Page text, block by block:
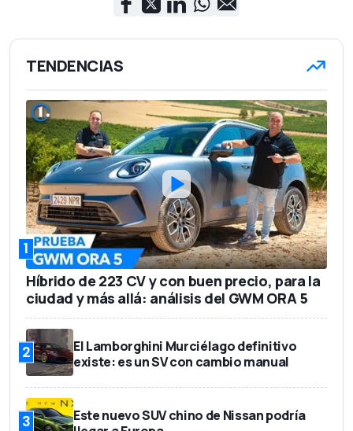
TENDENCIAS
1
Híbrido de 223 CV y con buen precio, para la
ciudad y más allá: análisis del GWM ORA 5
2
El Lamborghini Murciélago definitivo
existe: es un SV con cambio manual
3
Este nuevo SUV chino de Nissan podría